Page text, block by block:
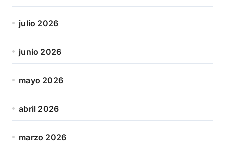
julio 2026
junio 2026
mayo 2026
abril 2026
marzo 2026